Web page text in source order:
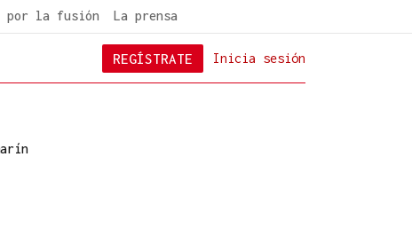
por la fusión La prensa
Inicia sesión
REGÍSTRATE